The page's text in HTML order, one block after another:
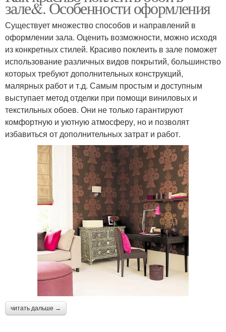
зале&. Особенности оформления
Существует множество способов и направлений в
оформлении зала. Оценить возможности, можно исходя
из конкретных стилей. Красиво поклеить в зале поможет
использование различных видов покрытий, большинство
которых требуют дополнительных конструкций,
малярных работ и т.д. Самым простым и доступным
выступает метод отделки при помощи виниловых и
текстильных обоев. Они не только гарантируют
комфортную и уютную атмосферу, но и позволят
избавиться от дополнительных затрат и работ.
читать дальше →